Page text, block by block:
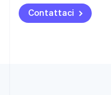
Contattaci
Austria
DeutschEnglish